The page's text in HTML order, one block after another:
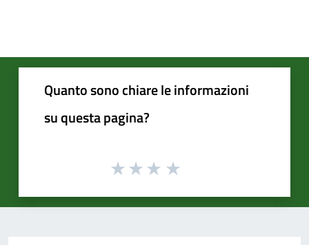
Quanto sono chiare le informazioni
su questa pagina?